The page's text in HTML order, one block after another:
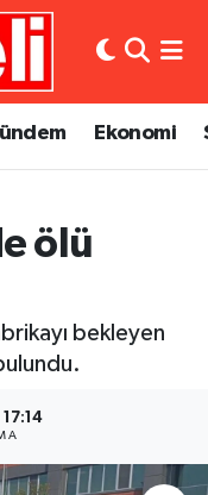
Ekonomi
ölü
bekleyen
17:14